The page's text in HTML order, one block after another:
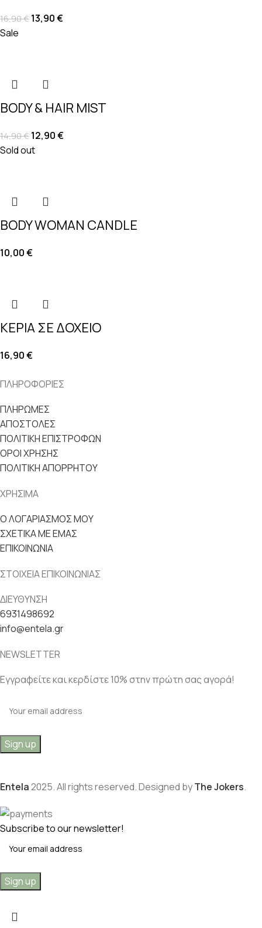
16,90€ 13,90€
Sale
BODY & HAIR MIST
14,90€ 12,90€
Sold out
BODY WOMAN CANDLE
10,00€
ΚΕΡΙΑ ΣΕ ΔΟΧΕΙΟ
16,90€
ΠΛΗΡΟΦΟΡΙΕΣ
ΠΛΗΡΩΜΕΣ
ΑΠΟΣΤΟΛΕΣ
ΠΟΛΙΤΙΚΗ ΕΠΙΣΤΡΟΦΩΝ
ΟΡΟΙ ΧΡΗΣΗΣ
ΠΟΛΙΤΙΚΗ ΑΠΟΡΡΗΤΟΥ
ΧΡΗΣΙΜΑ
Ο ΛΟΓΑΡΙΑΣΜΟΣ ΜΟΥ
ΣΧΕΤΙΚΑ ΜΕ ΕΜΑΣ
ΕΠΙΚΟΙΝΩΝΙΑ
ΣΤΟΙΧΕΙΑ ΕΠΙΚΟΙΝΩΝΙΑΣ
ΔΙΕΥΘΥΝΣΗ
6931498692
info@entela.gr
NEWSLETTER
Εγγραφείτε και κερδίστε 10% στην πρώτη σας αγορά!
Entela2025. All rights reserved. Designed byThe Jokers.
Subscribe to our newsletter!